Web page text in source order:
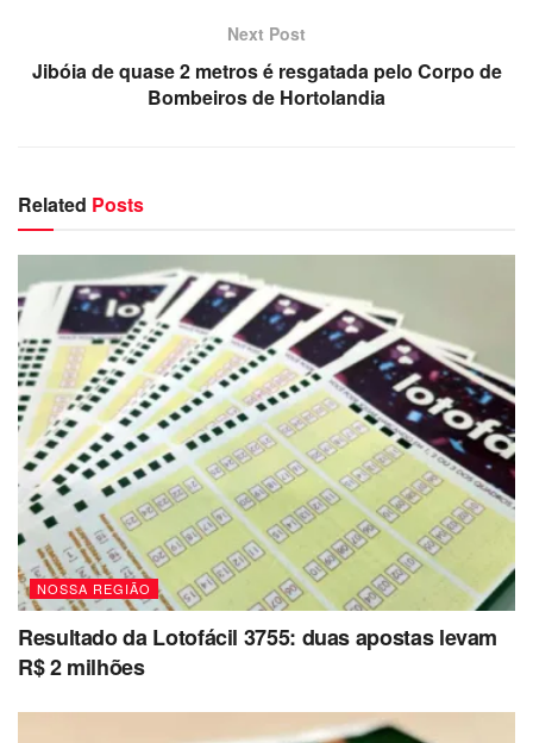
Next Post
Jibóia de quase 2 metros é resgatada pelo Corpo de
Bombeiros de Hortolandia
Related Posts
NOSSA REGIÃO
Resultado da Lotofácil 3755: duas apostas levam
R$ 2 milhões